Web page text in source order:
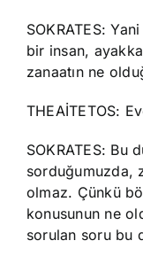
SOKRATES:
bir insan,
zanaatın ne
THEAİTETOS:
SOKRATES: Bu
sorduğumuzda,
olmaz. Çünkü
konusunun ne
sorulan soru bu